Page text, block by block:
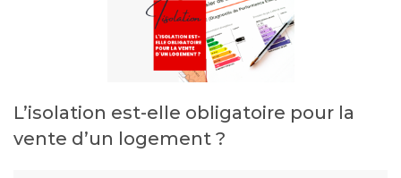
L’isolation est-elle obligatoire pour la
vente d’un logement ?